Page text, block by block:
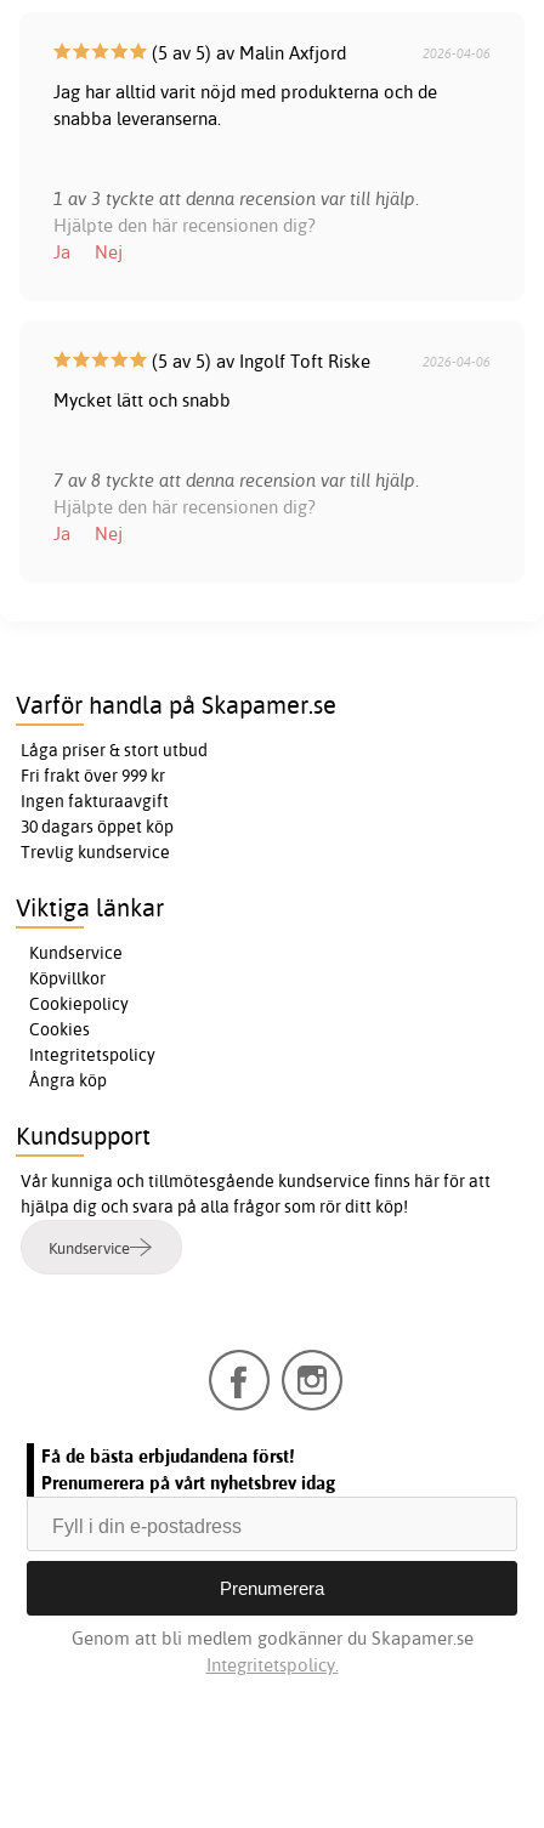
(5 av 5) av Malin Axfjord 2026-04-06
Jag har alltid varit nöjd med produkterna och de
snabba leveranserna.
1 av 3 tyckte att denna recension var till hjälp.
Hjälpte den här recensionen dig?
Ja
Nej
(5 av 5) av Ingolf Toft Riske 2026-04-06
Mycket lätt och snabb
7 av 8 tyckte att denna recension var till hjälp.
Hjälpte den här recensionen dig?
Ja
Nej
Varför handla på Skapamer.se
Låga priser & stort utbud
Fri frakt över 999 kr
Ingen fakturaavgift
30 dagars öppet köp
Trevlig kundservice
Viktiga länkar
Kundservice
Köpvillkor
Cookiepolicy
Cookies
Integritetspolicy
Ångra köp
Kundsupport
Vår kunniga och tillmötesgående kundservice finns här för att
hjälpa dig och svara på alla frågor som rör ditt köp!
Kundservice
Få de bästa erbjudandena först!
Prenumerera på vårt nyhetsbrev idag
Genom att bli medlem godkänner du Skapamer.se
Integritetspolicy.